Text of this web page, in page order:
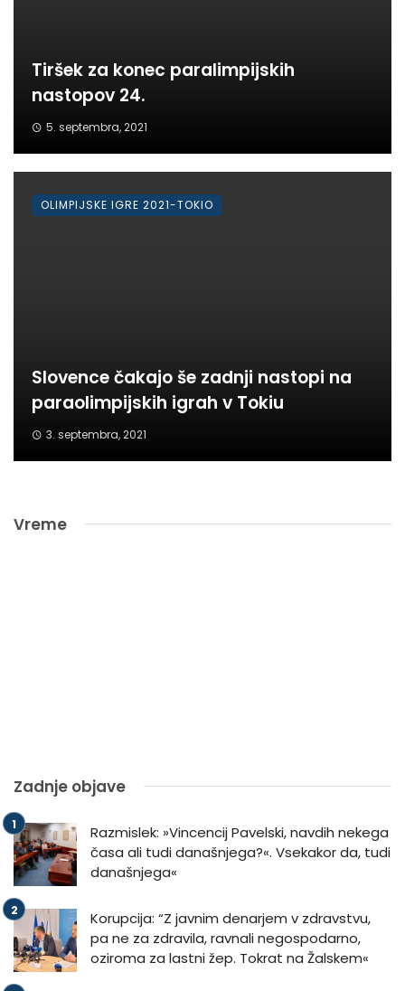
Tiršek za konec paralimpijskih
nastopov 24.
5. septembra, 2021
Slovence čakajo še zadnji nastopi na
paraolimpijskih igrah v Tokiu
3. septembra, 2021
OLIMPIJSKE IGRE 2021-TOKIO
Vreme
Zadnje objave
Razmislek: »Vincencij Pavelski, navdih nekega
časa ali tudi današnjega?«. Vsekakor da, tudi
današnjega«
Korupcija: “Z javnim denarjem v zdravstvu,
pa ne za zdravila, ravnali negospodarno,
oziroma za lastni žep. Tokrat na Žalskem«